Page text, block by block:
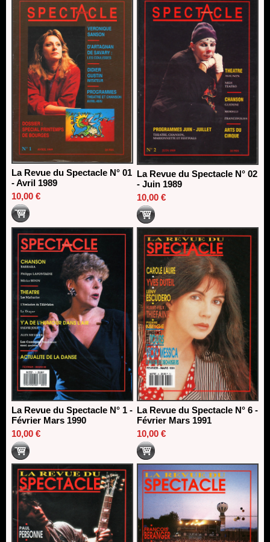
13/06/2026
Dispositif SACD Auteurs d'espaces : les lauréats 2026
18/03/2026
La Revue du Spectacle N° 01
- Avril 1989
10,00 €
La Revue du Spectacle N° 02
- Juin 1989
10,00 €
La Revue du Spectacle N° 1 -
Février Mars 1990
10,00 €
La Revue du Spectacle N° 6 -
Février Mars 1991
10,00 €